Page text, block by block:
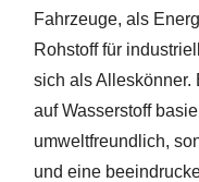
Fahrzeuge, als
Rohstoff für
sich als Alleskönner.
auf Wasserstoff
umweltfreundlich,
und eine